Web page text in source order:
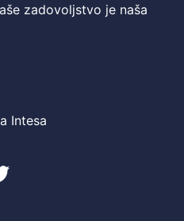
zadovoljstvo je naša
Intesa